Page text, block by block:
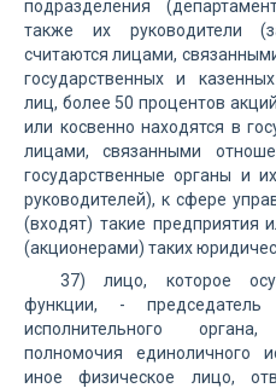
подразделения
также их руководители
считаются лицами,
государственных и
лиц, более 50 процентов
или косвенно находятся в
лицами, связанными
государственные органы и
руководителей), к сфере
(входят) такие предприятия
(акционерами) таких
37) лицо, которое
функции, - председатель
исполнительного
полномочия единоличного
иное физическое лицо,